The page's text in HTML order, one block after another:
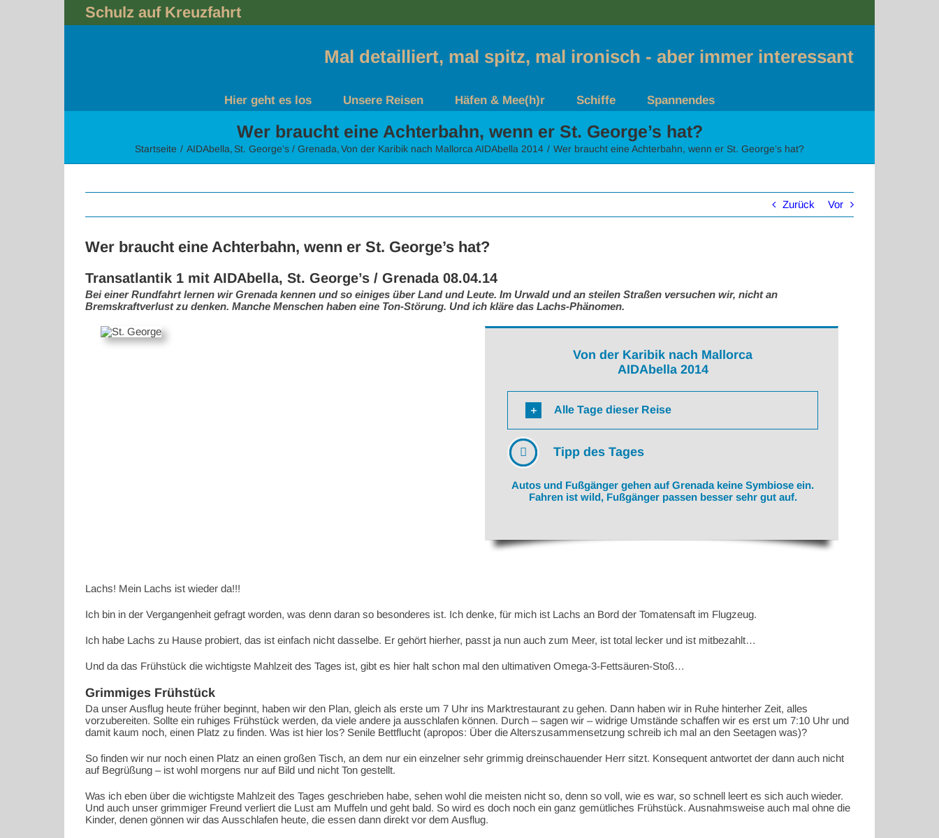
Schulz auf Kreuzfahrt
Mal detailliert, mal spitz, mal ironisch - aber immer interessant
Hier geht es los Unsere Reisen Häfen & Mee(h)r Schiffe Spannendes
Wer braucht eine Achterbahn, wenn er St. George’s hat?
Startseite AIDAbella St. George’s / Grenada Von der Karibik nach Mallorca AIDAbella 2014 Wer braucht eine Achterbahn, wenn er St. George’s hat?
Zurück Vor
Wer braucht eine Achterbahn, wenn er St. George’s hat?
Transatlantik 1 mit AIDAbella, St. George’s / Grenada 08.04.14
Bei einer Rundfahrt lernen wir Grenada kennen und so einiges über Land und Leute. Im Urwald und an steilen Straßen versuchen wir, nicht an
Bremskraftverlust zu denken. Manche Menschen haben eine Ton-Störung. Und ich kläre das Lachs-Phänomen.
Von der Karibik nach Mallorca
AIDAbella 2014
Alle Tage dieser Reise
Tipp des Tages
Autos und Fußgänger gehen auf Grenada keine Symbiose ein.
Fahren ist wild, Fußgänger passen besser sehr gut auf.
Lachs! Mein Lachs ist wieder da!!!
Ich bin in der Vergangenheit gefragt worden, was denn daran so besonderes ist. Ich denke, für mich ist Lachs an Bord der Tomatensaft im Flugzeug.
Ich habe Lachs zu Hause probiert, das ist einfach nicht dasselbe. Er gehört hierher, passt ja nun auch zum Meer, ist total lecker und ist mitbezahlt…
Und da das Frühstück die wichtigste Mahlzeit des Tages ist, gibt es hier halt schon mal den ultimativen Omega-3-Fettsäuren-Stoß…
Grimmiges Frühstück
Da unser Ausflug heute früher beginnt, haben wir den Plan, gleich als erste um 7 Uhr ins Marktrestaurant zu gehen. Dann haben wir in Ruhe hinterher Zeit, alles
vorzubereiten. Sollte ein ruhiges Frühstück werden, da viele andere ja ausschlafen können. Durch – sagen wir – widrige Umstände schaffen wir es erst um 7:10 Uhr und
damit kaum noch, einen Platz zu finden. Was ist hier los? Senile Bettflucht (apropos: Über die Alterszusammensetzung schreib ich mal an den Seetagen was)?
So finden wir nur noch einen Platz an einen großen Tisch, an dem nur ein einzelner sehr grimmig dreinschauender Herr sitzt. Konsequent antwortet der dann auch nicht
auf Begrüßung – ist wohl morgens nur auf Bild und nicht Ton gestellt.
Was ich eben über die wichtigste Mahlzeit des Tages geschrieben habe, sehen wohl die meisten nicht so, denn so voll, wie es war, so schnell leert es sich auch wieder.
Und auch unser grimmiger Freund verliert die Lust am Muffeln und geht bald. So wird es doch noch ein ganz gemütliches Frühstück. Ausnahmsweise auch mal ohne die
Kinder, denen gönnen wir das Ausschlafen heute, die essen dann direkt vor dem Ausflug.